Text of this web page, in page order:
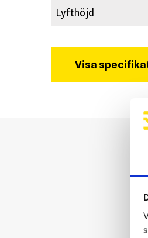
Lyfthöjd
Visa